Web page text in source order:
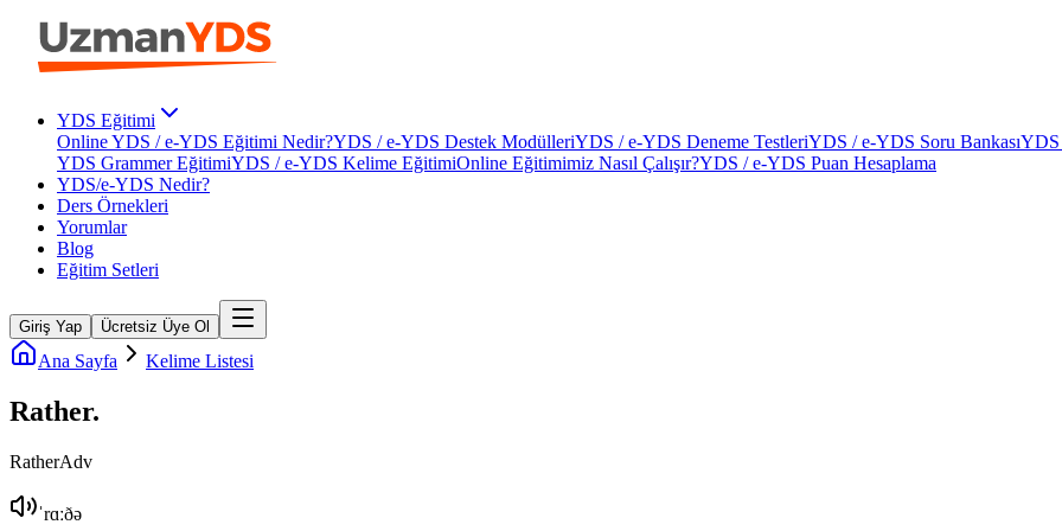
YDS Eğitimi
Online YDS / e-YDS Eğitimi Nedir?YDS / e-YDS Destek ModülleriYDS / e-YDS Deneme TestleriYDS / e-YDS Soru BankasıYDS
YDS Grammer EğitimiYDS / e-YDS Kelime EğitimiOnline Eğitimimiz Nasıl Çalışır?YDS / e-YDS Puan Hesaplama
YDS/e-YDS Nedir?
Ders Örnekleri
Yorumlar
Blog
Eğitim Setleri
Giriş Yap Ücretsiz Üye Ol
Ana Sayfa Kelime Listesi
Rather.
RatherAdv
ˈrɑːðə